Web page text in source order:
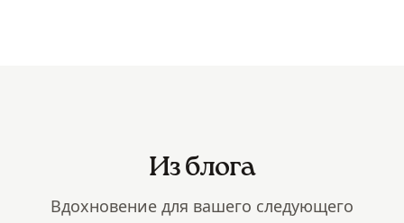
Из блога
Вдохновение для вашего следующего